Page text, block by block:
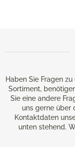
Haben Sie Fragen
Sortiment,
Sie eine andere
uns gerne über
Kontaktdaten
unten stehend.